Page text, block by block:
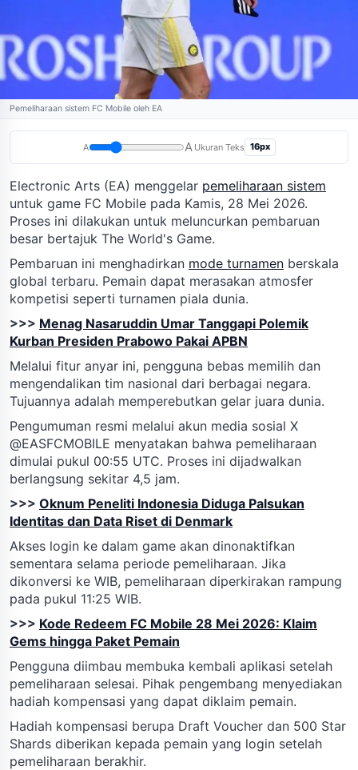
Pemeliharaan sistem FC Mobile oleh EA
A A Ukuran Teks 16px
Electronic Arts (EA) menggelar pemeliharaan sistem
untuk game FC Mobile pada Kamis, 28 Mei 2026.
Proses ini dilakukan untuk meluncurkan pembaruan
besar bertajuk The World's Game.
Pembaruan ini menghadirkan mode turnamen berskala
global terbaru. Pemain dapat merasakan atmosfer
kompetisi seperti turnamen piala dunia.
>>> Menag Nasaruddin Umar Tanggapi Polemik
Kurban Presiden Prabowo Pakai APBN
Melalui fitur anyar ini, pengguna bebas memilih dan
mengendalikan tim nasional dari berbagai negara.
Tujuannya adalah memperebutkan gelar juara dunia.
Pengumuman resmi melalui akun media sosial X
@EASFCMOBILE menyatakan bahwa pemeliharaan
dimulai pukul 00:55 UTC. Proses ini dijadwalkan
berlangsung sekitar 4,5 jam.
>>> Oknum Peneliti Indonesia Diduga Palsukan
Identitas dan Data Riset di Denmark
Akses login ke dalam game akan dinonaktifkan
sementara selama periode pemeliharaan. Jika
dikonversi ke WIB, pemeliharaan diperkirakan rampung
pada pukul 11:25 WIB.
>>> Kode Redeem FC Mobile 28 Mei 2026: Klaim
Gems hingga Paket Pemain
Pengguna diimbau membuka kembali aplikasi setelah
pemeliharaan selesai. Pihak pengembang menyediakan
hadiah kompensasi yang dapat diklaim pemain.
Hadiah kompensasi berupa Draft Voucher dan 500 Star
Shards diberikan kepada pemain yang login setelah
pemeliharaan berakhir.